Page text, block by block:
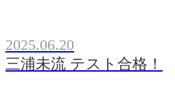
2025.06.20
三浦未流 テスト合格！